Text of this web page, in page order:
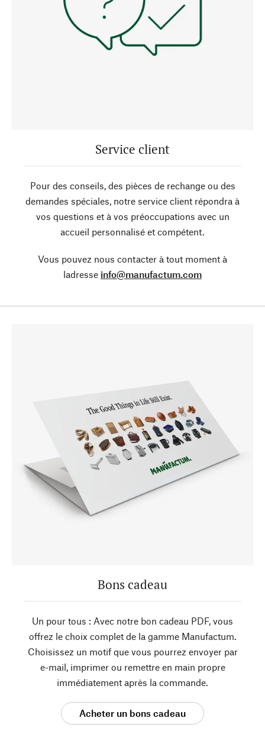
Service client
Pour des conseils, des pièces de rechange ou des
demandes spéciales, notre service client répondra à
vos questions et à vos préoccupations avec un
accueil personnalisé et compétent.
Vous pouvez nous contacter à tout moment à
ladresse info@manufactum.com
Bons cadeau
Un pour tous : Avec notre bon cadeau PDF, vous
offrez le choix complet de la gamme Manufactum.
Choisissez un motif que vous pourrez envoyer par
e-mail, imprimer ou remettre en main propre
immédiatement après la commande.
Acheter un bons cadeau